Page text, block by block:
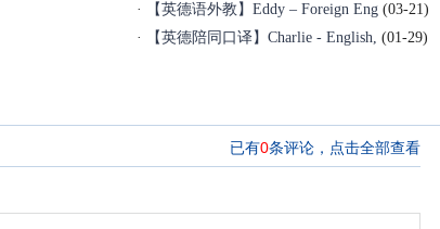
·
【英德语外教】Eddy – Foreign Eng (03-21)
·
【英德陪同口译】Charlie - English, (01-29)